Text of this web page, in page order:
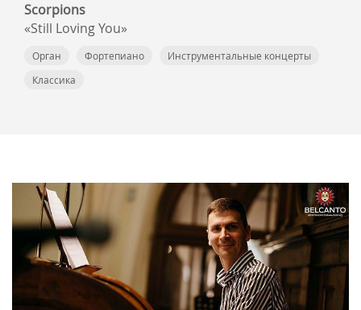
Scorpions
«Still Loving You»
Орган Фортепиано
Инструментальные концерты
Классика